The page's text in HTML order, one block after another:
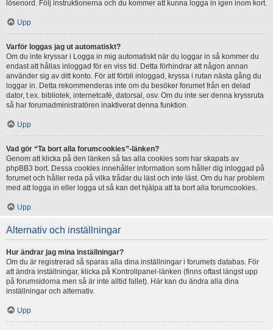
lösenord. Följ instruktionerna och du kommer att kunna logga in igen inom kort.
Upp
Varför loggas jag ut automatiskt?
Om du inte kryssar i Logga in mig automatiskt när du loggar in så kommer du
endast att hållas inloggad för en viss tid. Detta förhindrar att någon annan
använder sig av ditt konto. För att förbli inloggad, kryssa i rutan nästa gång du
loggar in. Detta rekommenderas inte om du besöker forumet från en delad
dator, t.ex. bibliotek, internetcafé, datorsal, osv. Om du inte ser denna kryssruta
så har forumadministratören inaktiverat denna funktion.
Upp
Vad gör “Ta bort alla forumcookies”-länken?
Genom att klicka på den länken så tas alla cookies som har skapats av
phpBB3 bort. Dessa cookies innehåller information som håller dig inloggad på
forumet och håller reda på vilka trådar du läst och inte läst. Om du har problem
med att logga in eller logga ut så kan det hjälpa att ta bort alla forumcookies.
Upp
Alternativ och inställningar
Hur ändrar jag mina inställningar?
Om du är registrerad så sparas alla dina inställningar i forumets databas. För
att ändra inställningar, klicka på Kontrollpanel-länken (finns oftast längst upp
på forumsidorna men så är inte alltid fallet). Här kan du ändra alla dina
inställningar och alternativ.
Upp